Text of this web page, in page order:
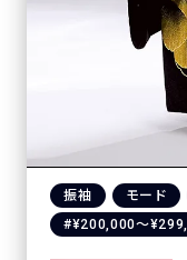
振袖 モード
#¥200,000〜